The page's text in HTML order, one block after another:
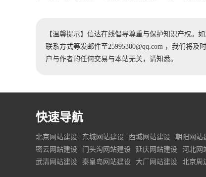
【温馨提示】信达在线倡导尊重与保护知识产权。
联系方式等发邮件至25995300@qq.com ，我们将
户与作者的任何交易与本站无关，请知悉。
快速导航
北京网站建设 东城网站建设 西城网站建设 朝阳网站
密云网站建设
门头沟网站建设 延庆网站建设 河北网
武清网站建设
秦皇岛网站建设 大厂网站建设 北京周